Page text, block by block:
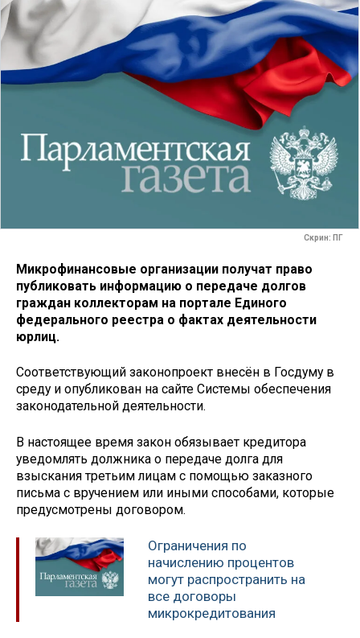
Скрин: ПГ
Микрофинансовые организации получат право
публиковать информацию о передаче долгов
граждан коллекторам на портале Единого
федерального реестра о фактах деятельности
юрлиц.
Соответствующий законопроект внесён в Госдуму в
среду и опубликован на сайте Системы обеспечения
законодательной деятельности.
В настоящее время закон обязывает кредитора
уведомлять должника о передаче долга для
взыскания третьим лицам с помощью заказного
письма с вручением или иными способами, которые
предусмотрены договором.
Ограничения по
начислению процентов
могут распространить на
все договоры
микрокредитования